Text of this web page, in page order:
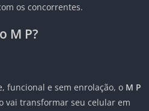
os concorrentes.
M P?
funcional e sem enrolação, o M P
vai transformar seu celular em